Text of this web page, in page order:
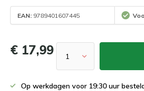
EAN: 9789401607445
€ 17,99
Op werkdagen voor 19:30 uur